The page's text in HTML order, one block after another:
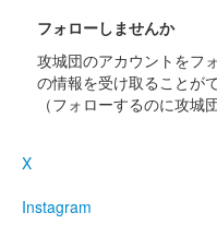
鶴ヶ城 御城印
に二羽飛び雀
販売終了
フォローしませんか
攻城団のアカウントをフ
の情報を受け取ることが
（フォローするのに攻城
X
Instagram